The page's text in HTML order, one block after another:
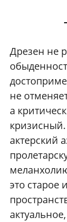
Дрезен не
не
а
актерский
это